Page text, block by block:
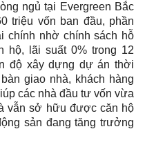
ngủ tại Evergreen Bắc
triệu vốn ban đầu, phần
chính nhờ chính sách hỗ
hộ, lãi suất 0% trong 12
độ xây dựng dự án thời
giao nhà, khách hàng
các nhà đầu tư vốn vừa
vẫn sở hữu được căn hộ
sản đang tăng trưởng